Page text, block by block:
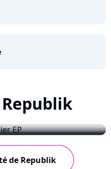
EP
de Republik